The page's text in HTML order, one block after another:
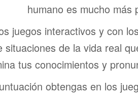
humano es mucho más
juegos interactivos y con
situaciones de la vida real
tus conocimientos y
obtengas en los